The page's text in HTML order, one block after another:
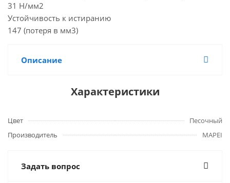
31 Н/мм2
Устойчивость к истиранию
147 (потеря в мм3)
Описание
Характеристики
Цвет
Песочный
Производитель
MAPEI
Задать вопрос